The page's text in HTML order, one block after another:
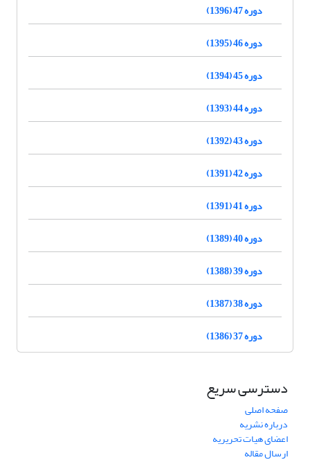
دوره 47 (1396)
دوره 46 (1395)
دوره 45 (1394)
دوره 44 (1393)
دوره 43 (1392)
دوره 42 (1391)
دوره 41 (1391)
دوره 40 (1389)
دوره 39 (1388)
دوره 38 (1387)
دوره 37 (1386)
دسترسی سریع
صفحه اصلی
درباره نشریه
اعضای هیات تحریریه
ارسال مقاله